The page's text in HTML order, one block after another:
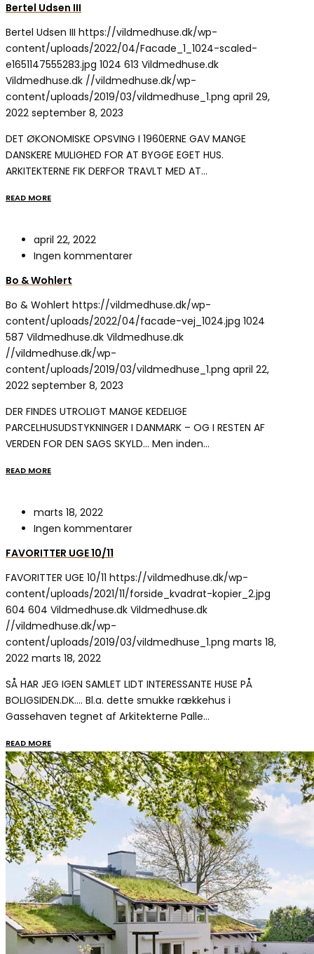
Bertel Udsen III
Bertel Udsen III https://vildmedhuse.dk/wp-
content/uploads/2022/04/Facade_1_1024-scaled-
e1651147555283.jpg 1024 613 Vildmedhuse.dk
Vildmedhuse.dk //vildmedhuse.dk/wp-
content/uploads/2019/03/vildmedhuse_1.png april 29,
2022 september 8, 2023
DET ØKONOMISKE OPSVING I 1960ERNE GAV MANGE
DANSKERE MULIGHED FOR AT BYGGE EGET HUS.
ARKITEKTERNE FIK DERFOR TRAVLT MED AT…
READ MORE
april 22, 2022
Ingen kommentarer
Bo & Wohlert
Bo & Wohlert https://vildmedhuse.dk/wp-
content/uploads/2022/04/facade-vej_1024.jpg 1024
587 Vildmedhuse.dk Vildmedhuse.dk
//vildmedhuse.dk/wp-
content/uploads/2019/03/vildmedhuse_1.png april 22,
2022 september 8, 2023
DER FINDES UTROLIGT MANGE KEDELIGE
PARCELHUSUDSTYKNINGER I DANMARK – OG I RESTEN AF
VERDEN FOR DEN SAGS SKYLD… Men inden…
READ MORE
marts 18, 2022
Ingen kommentarer
FAVORITTER UGE 10/11
FAVORITTER UGE 10/11 https://vildmedhuse.dk/wp-
content/uploads/2021/11/forside_kvadrat-kopier_2.jpg
604 604 Vildmedhuse.dk Vildmedhuse.dk
//vildmedhuse.dk/wp-
content/uploads/2019/03/vildmedhuse_1.png marts 18,
2022 marts 18, 2022
SÅ HAR JEG IGEN SAMLET LIDT INTERESSANTE HUSE PÅ
BOLIGSIDEN.DK…. Bl.a. dette smukke rækkehus i
Gassehaven tegnet af Arkitekterne Palle…
READ MORE